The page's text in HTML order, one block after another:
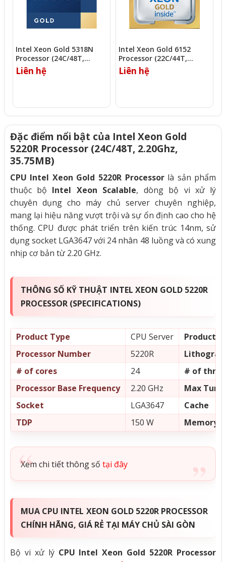
Intel Xeon Gold 5318N
Processor (24C/48T,
2.10Ghz, 36MB)
Liên hệ
Intel Xeon Gold 6152
Processor (22C/44T,
2.10Ghz, 30.25MB)
Liên hệ
Đặc điểm nổi bật của Intel Xeon Gold
5220R Processor (24C/48T, 2.20Ghz,
35.75MB)
CPU Intel Xeon Gold 5220R Processorlà sản phẩm
thuộc bộ Intel Xeon Scalable, dòng bộ vi xử lý
chuyên dụng cho máy chủ server chuyên nghiệp,
mang lại hiệu năng vượt trội và sự ổn định cao cho hệ
thống. CPU được phát triển trên kiến trúc 14nm, sử
dụng socket LGA3647 với 24 nhân 48 luồng và có xung
nhịp cơ bản từ 2.20 GHz.
THÔNG SỐ KỸ THUẬT INTEL XEON GOLD 5220R
PROCESSOR (SPECIFICATIONS)
Product Type CPU Server
Product
Processor Number
5220R
# of cores
24
# of
Processor Base Frequency
2.20 GHz
Max
Socket
LGA3647
Cache
TDP
150 W Memory
Xem chi tiết thông số tại đây
MUA CPU INTEL XEON GOLD 5220R PROCESSOR
CHÍNH HÃNG, GIÁ RẺ TẠI MÁY CHỦ SÀI GÒN
Bộ vi xử lý CPU Intel Xeon Gold 5220R Processor